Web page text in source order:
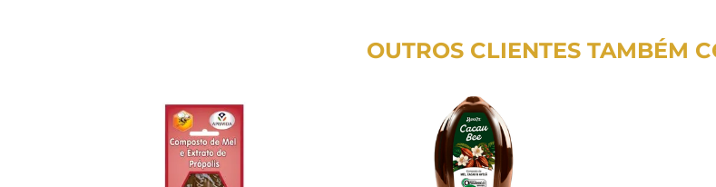
OUTROS CLIENTES TAMBÉM